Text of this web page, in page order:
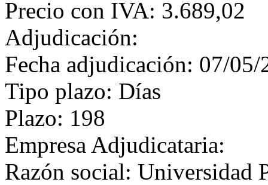
Precio con IVA: 3.689,02
Adjudicación:
Fecha adjudicación: 07/05/
Tipo plazo: Días
Plazo: 198
Empresa Adjudicataria:
Razón social: Universidad